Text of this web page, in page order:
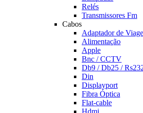
Relés
Transmissores Fm
Cabos
Adaptador de
Alimentação
Apple
Bnc / CCTV
Db9 / Db25 /
Din
Displayport
Fibra Óptica
Flat-cable
Hdmi